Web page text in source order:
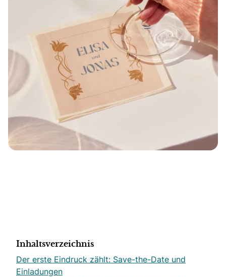
Inhaltsverzeichnis
Der erste Eindruck zählt: Save-the-Date und
Einladungen